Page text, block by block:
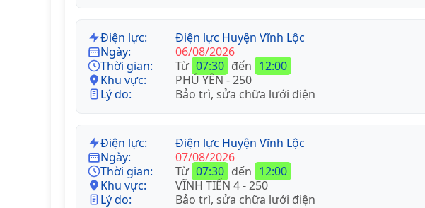
Điện lực:
Điện lực Huyện Vĩnh Lộc
Ngày:
06/08/2026
Thời gian:
Từ 07:30 đến 12:00
Khu vực:
PHÚ YÊN - 250
Lý do:
Bảo trì, sửa chữa lưới điện
Điện lực:
Điện lực Huyện Vĩnh Lộc
Ngày:
07/08/2026
Thời gian:
Từ 07:30 đến 12:00
Khu vực:
VĨNH TIẾN 4 - 250
Lý do:
Bảo trì, sửa chữa lưới điện